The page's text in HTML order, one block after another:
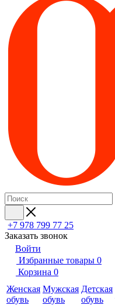
+7 978 799 77 25
Заказать звонок
Войти
Избранные товары 0
Корзина 0
Женская
обувь
Мужская
обувь
Детская
обувь